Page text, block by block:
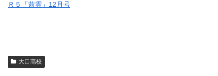
Ｒ５「茜雲」12月号
大口高校